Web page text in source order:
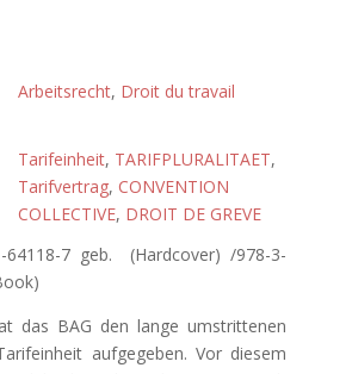
Arbeitsrecht, Droit du travail
Tarifeinheit, TARIFPLURALITAET,
Tarifvertrag, CONVENTION
COLLECTIVE, DROIT DE GREVE
64118-7 geb. (Hardcover) /978-3-
das BAG den lange umstrittenen
aufgegeben. Vor diesem